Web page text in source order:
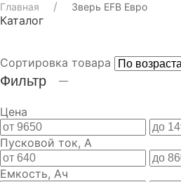
Главная Зверь EFB Евро
Каталог
Сортировка товара
Фильтр
Цена
Пусковой ток, А
Емкость, Ач